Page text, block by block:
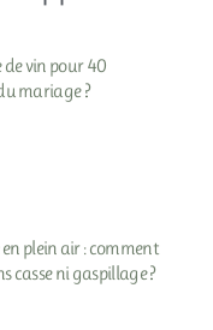
de vin pour 40
mariage ?
plein air : comment
casse ni gaspillage ?